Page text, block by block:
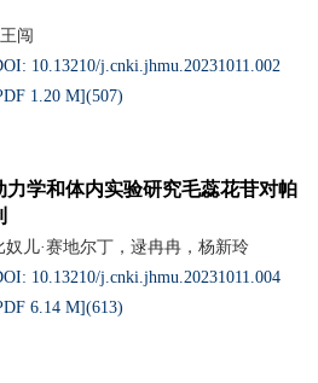
闯
10.13210/j.cnki.jhmu.20231011.002
1.20 M](507)
学和体内实验研究毛蕊花苷对帕
奴儿·赛地尔丁，逯冉冉，杨新玲
10.13210/j.cnki.jhmu.20231011.004
6.14 M](613)